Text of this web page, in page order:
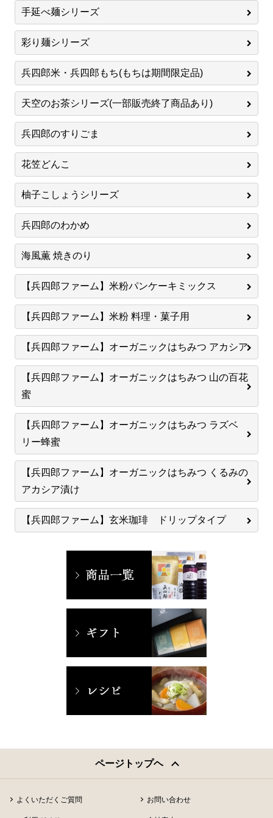
手延べ麺シリーズ
彩り麺シリーズ
兵四郎米・兵四郎もち(もちは期間限定品)
天空のお茶シリーズ(一部販売終了商品あり)
兵四郎のすりごま
花笠どんこ
柚子こしょうシリーズ
兵四郎のわかめ
海風薫 焼きのり
【兵四郎ファーム】米粉パンケーキミックス
【兵四郎ファーム】米粉 料理・菓子用
【兵四郎ファーム】オーガニックはちみつ アカシア
【兵四郎ファーム】オーガニックはちみつ 山の百花
蜜
【兵四郎ファーム】オーガニックはちみつ ラズベ
リー蜂蜜
【兵四郎ファーム】オーガニックはちみつ くるみの
アカシア漬け
【兵四郎ファーム】玄米珈琲 ドリップタイプ
ページトップヘ
よくいただくご質問 お問い合わせ